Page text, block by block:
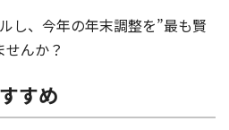
し、今年の年末調整を”最も賢
んか？
すめ